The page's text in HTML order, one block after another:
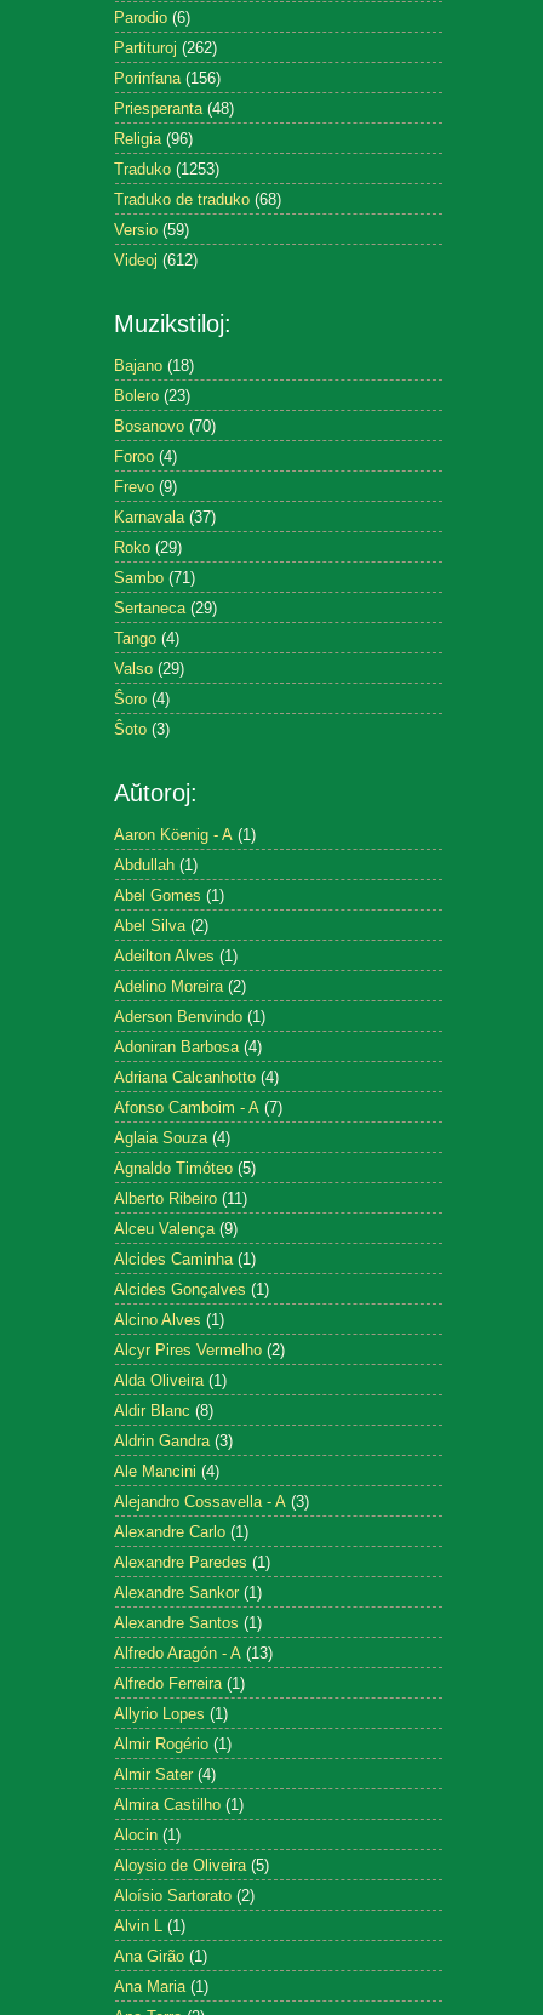
Parodio (6)
Partituroj (262)
Porinfana (156)
Priesperanta (48)
Religia (96)
Traduko (1253)
Traduko de traduko (68)
Versio (59)
Videoj (612)
Muzikstiloj:
Bajano (18)
Bolero (23)
Bosanovo (70)
Foroo (4)
Frevo (9)
Karnavala (37)
Roko (29)
Sambo (71)
Sertaneca (29)
Tango (4)
Valso (29)
Ŝoro (4)
Ŝoto (3)
Aŭtoroj:
Aaron Köenig - A (1)
Abdullah (1)
Abel Gomes (1)
Abel Silva (2)
Adeilton Alves (1)
Adelino Moreira (2)
Aderson Benvindo (1)
Adoniran Barbosa (4)
Adriana Calcanhotto (4)
Afonso Camboim - A (7)
Aglaia Souza (4)
Agnaldo Timóteo (5)
Alberto Ribeiro (11)
Alceu Valença (9)
Alcides Caminha (1)
Alcides Gonçalves (1)
Alcino Alves (1)
Alcyr Pires Vermelho (2)
Alda Oliveira (1)
Aldir Blanc (8)
Aldrin Gandra (3)
Ale Mancini (4)
Alejandro Cossavella - A (3)
Alexandre Carlo (1)
Alexandre Paredes (1)
Alexandre Sankor (1)
Alexandre Santos (1)
Alfredo Aragón - A (13)
Alfredo Ferreira (1)
Allyrio Lopes (1)
Almir Rogério (1)
Almir Sater (4)
Almira Castilho (1)
Alocin (1)
Aloysio de Oliveira (5)
Aloísio Sartorato (2)
Alvin L (1)
Ana Girão (1)
Ana Maria (1)